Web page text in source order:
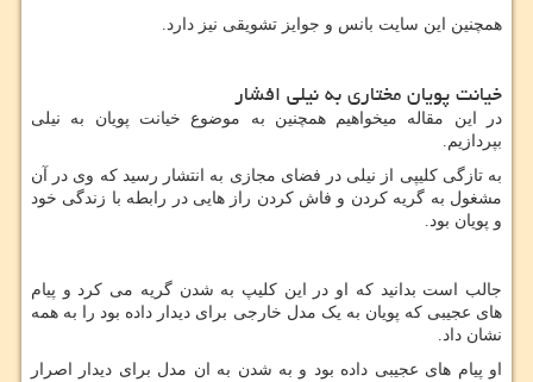
همچنین این سایت بانس و جوایز تشویقی نیز دارد.
خیانت پویان مختاری به نیلی افشار
در این مقاله میخواهیم همچنین به موضوع خیانت پویان به نیلی
بپردازیم.
به تازگی کلیپی از نیلی در فضای مجازی به انتشار رسید که وی در آن
مشغول به گریه کردن و فاش کردن راز هایی در رابطه با زندگی خود
و پویان بود.
جالب است بدانید که او در این کلیپ به شدن گریه می کرد و پیام
های‌‌ عجیبی که پویان به یک مدل خارجی برای دیدار داده بود را به همه
نشان داد.
او پیام های‌‌ عجیبی داده بود و به شدن به ان مدل برای دیدار اصرار